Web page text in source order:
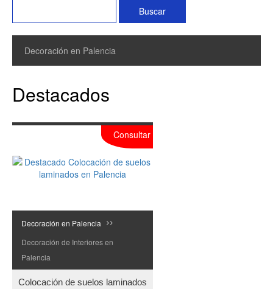
Decoración en Palencia
Destacados
Decoración en Palencia >>
Decoración de Interiores en
Palencia
Colocación de suelos laminados
Consultar